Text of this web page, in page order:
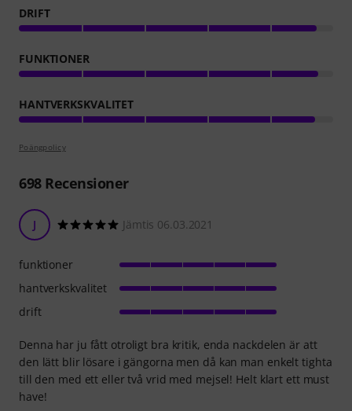
DRIFT
FUNKTIONER
HANTVERKSKVALITET
Poängpolicy
698Recensioner
J Jämtis 06.03.2021
Denna har ju fått otroligt bra kritik, enda nackdelen är att
den lätt blir lösare i gängorna men då kan man enkelt tighta
till den med ett eller två vrid med mejsel! Helt klart ett must
have!
funktioner
hantverkskvalitet
drift